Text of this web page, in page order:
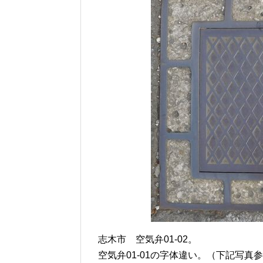
志木市 空気弁01-02。
空気弁01-01の字体違い。（下記写真